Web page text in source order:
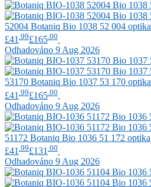
52004 Botaniq Bio 1038 52 004 optika
£41 .99£165 .00
Odhadováno 9 Aug 2026
53170 Botaniq Bio 1037 53 170 optika
£41 .99£165 .00
Odhadováno 9 Aug 2026
51172 Botaniq Bio 1036 51 172 optika
£41 .99£131 .00
Odhadováno 9 Aug 2026